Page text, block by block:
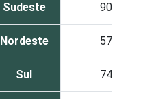
Sudeste 90
Nordeste 57
Sul 74